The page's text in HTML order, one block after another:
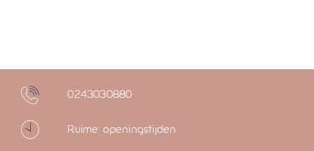
0243030880
Ruime openingstijden